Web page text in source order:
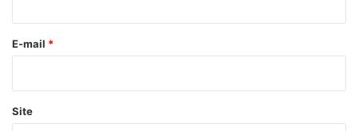
*
E-mail *
Site